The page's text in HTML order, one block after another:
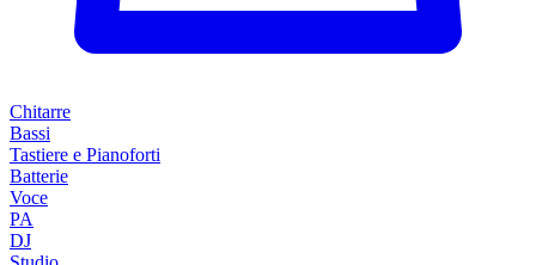
Chitarre
Bassi
Tastiere e Pianoforti
Batterie
Voce
PA
DJ